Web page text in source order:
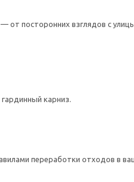
от посторонних взглядов с
карниз.
переработки отходов в